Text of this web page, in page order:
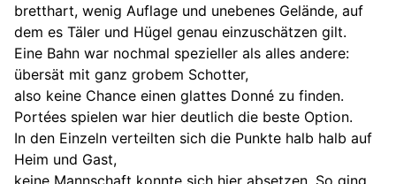
bretthart, wenig Auflage und unebenes Gelände, auf
dem es Täler und Hügel genau einzuschätzen gilt.
Eine Bahn war nochmal spezieller als alles andere:
übersät mit ganz grobem Schotter,
also keine Chance einen glattes Donné zu finden.
Portées spielen war hier deutlich die beste Option.
In den Einzeln verteilten sich die Punkte halb halb auf
Heim und Gast,
keine Mannschaft konnte sich hier absetzen. So ging